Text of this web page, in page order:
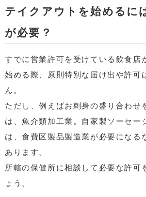
テイクアウトを始めるに
が必要？
すでに営業許可を受けている飲食店
始める際、原則特別な届け出や許可
ん。
ただし、例えばお刺身の盛り合わせ
は、魚介類加工業。自家製ソーセー
は、食費区製品製造業が必要になる
あります。
所轄の保健所に相談して必要な許可
ょう。